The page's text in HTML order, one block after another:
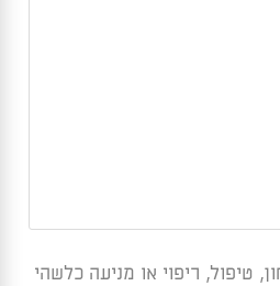
טיפול, ריפוי או מניעה כלשהי